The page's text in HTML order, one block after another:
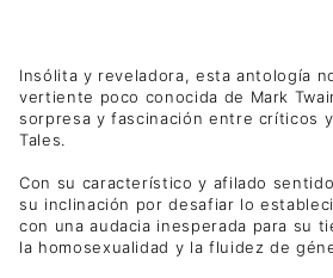
Insólita y reveladora, esta antología
vertiente poco conocida de Mark
sorpresa y fascinación entre críticos
Tales.
Con su característico y afilado
su inclinación por desafiar lo
con una audacia inesperada para su
la homosexualidad y la fluidez de